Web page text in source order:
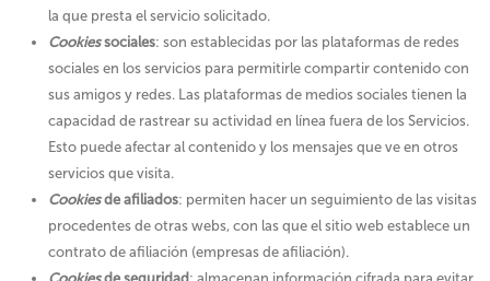
la que presta el servicio solicitado.
Cookiessociales: son establecidas por las plataformas de redes
sociales en los servicios para permitirle compartir contenido con
sus amigos y redes. Las plataformas de medios sociales tienen la
capacidad de rastrear su actividad en línea fuera de los Servicios.
Esto puede afectar al contenido y los mensajes que ve en otros
servicios que visita.
Cookiesde afiliados: permiten hacer un seguimiento de las visitas
procedentes de otras webs, con las que el sitio web establece un
contrato de afiliación (empresas de afiliación).